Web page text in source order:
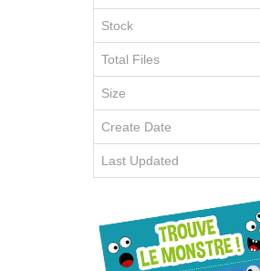
Stock
Total Files
Size
Create Date
Last Updated